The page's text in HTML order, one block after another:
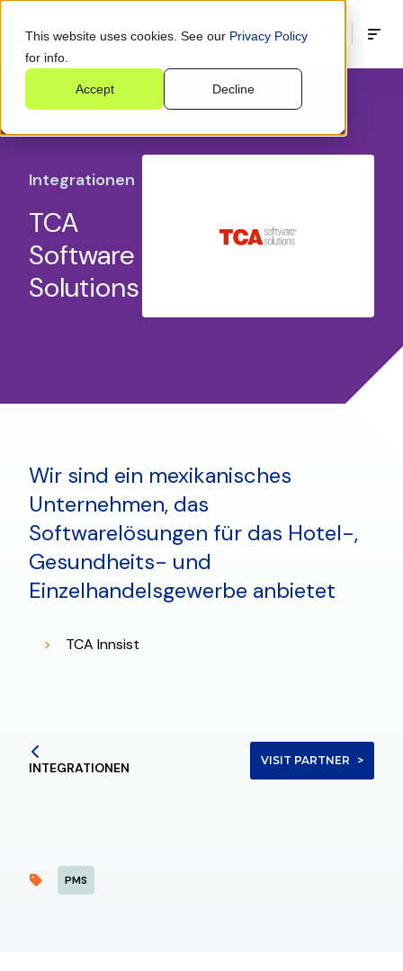
This website uses cookies. See our Privacy Policy
for info.
Accept Decline
Integrationen
TCA
Software
Solutions
Wir sind ein mexikanisches
Unternehmen, das
Softwarelösungen für das Hotel-,
Gesundheits- und
Einzelhandelsgewerbe anbietet
TCA Innsist
INTEGRATIONEN VISIT PARTNER
PMS